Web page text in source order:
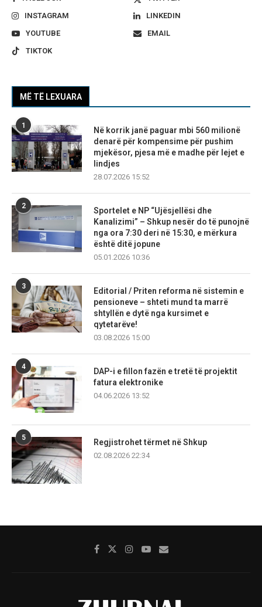
INSTAGRAM
LINKEDIN
YOUTUBE
EMAIL
TIKTOK
MË TË LEXUARA
1
Në korrik janë paguar mbi 560 milionë
denarë për kompensime për pushim
mjekësor, pjesa më e madhe për lejet e
lindjes
28.07.2026 15:52
2
Sportelet e NP “Ujësjellësi dhe
Kanalizimi” – Shkup nesër do të punojnë
nga ora 7:30 deri në 15:30, e mërkura
është ditë jopune
05.01.2026 10:36
3
Editorial / Priten reforma në sistemin e
pensioneve – shteti mund ta marrë
shtyllën e dytë nga kursimet e
qytetarëve!
03.08.2026 15:00
4
DAP-i e fillon fazën e tretë të projektit
fatura elektronike
04.06.2026 13:52
5
Regjistrohet tërmet në Shkup
02.08.2026 22:34